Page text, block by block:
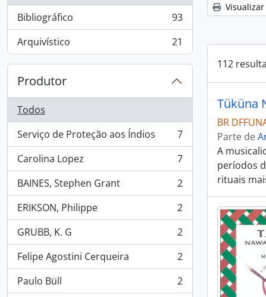
Bibliográfico
, 93 resultados
93
Arquivístico
, 21 resultados 21
Produtor
Todos
Serviço de Proteção aos Índios
, 7 resultados
7
Carolina Lopez
, 7 resultados
7
BAINES, Stephen Grant
, 2 resultados
2
ERIKSON, Philippe
, 2 resultados
2
GRUBB, K. G
, 2 resultados
2
Felipe Agostini Cerqueira
, 2 resultados
2
Paulo Büll
, 2 resultados
2
112
Tüküna
BR
Parte de
A
períodos
rituais